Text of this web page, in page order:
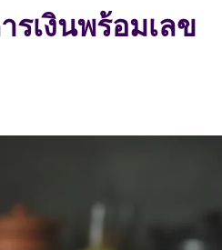
เงินพร้อมเลข